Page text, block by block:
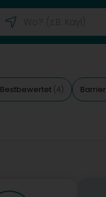
Bestbewertet (4)